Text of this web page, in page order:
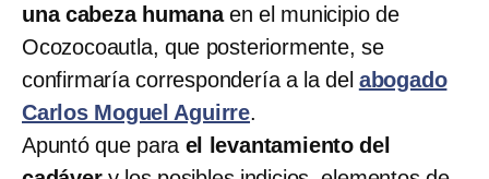
una cabeza humanaen el municipio de
Ocozocoautla, que posteriormente, se
confirmaría correspondería a la del abogado
Carlos Moguel Aguirre.
Apuntó que para el levantamiento del